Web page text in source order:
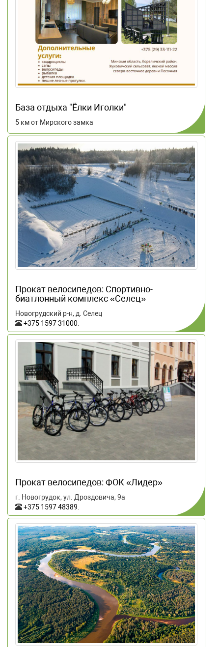
База отдыха "Ёлки Иголки"
5 км от Мирского замка
Прокат велосипедов: Спортивно-
биатлонный комплекс «Селец»
Новогрудский р-н, д. Селец
+375 1597 31000
Прокат велосипедов: ФОК «Лидер»
г. Новогрудок, ул. Дроздовича, 9а
+375 1597 48389.